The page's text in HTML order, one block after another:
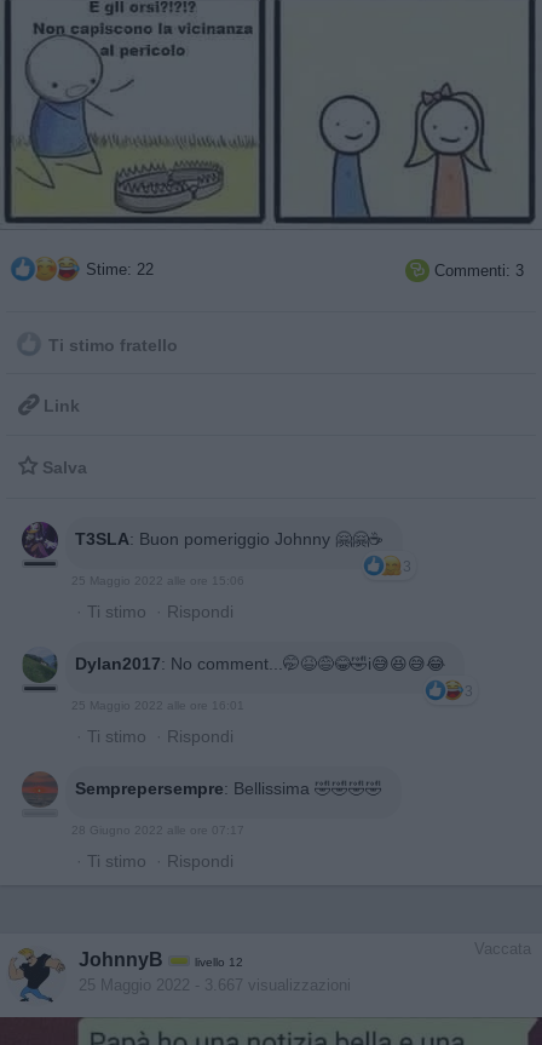
Stime: 22  Commenti: 3
Ti stimo fratello
 Link
 Salva
T3SLA: Buon pomeriggio Johnny 🤗🤗☕
3
· Ti stimo · Rispondi
Dylan2017: No comment...🤭😆😅😂🤣i😅😆😅😂
3
· Ti stimo · Rispondi
Semprepersempre: Bellissima 🤣🤣🤣🤣
28 Giugno 2022 alle ore 07:17
· Ti stimo · Rispondi
Vaccata
JohnnyB livello 12
25 Maggio 2022 - 3.667 visualizzazioni